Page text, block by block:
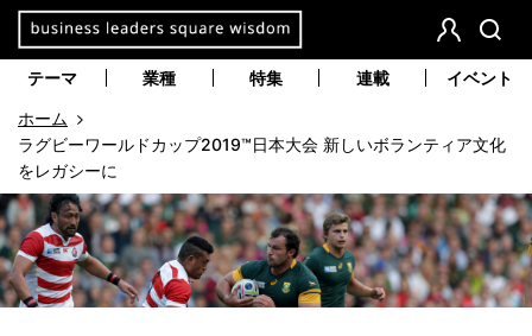
会
検
テーマ 業種 特集 連載 イベント
ホーム
ラグビーワールドカップ2019™日本大会 新しいボランティア文化
をレガシーに